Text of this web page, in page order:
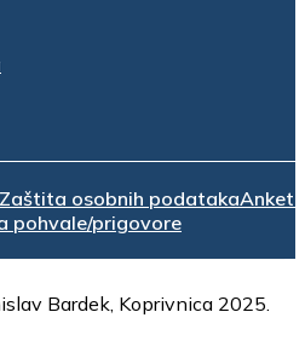
Zaštita osobnih podatakaAnketa
pohvale/prigovore
Bardek, Koprivnica 2025.